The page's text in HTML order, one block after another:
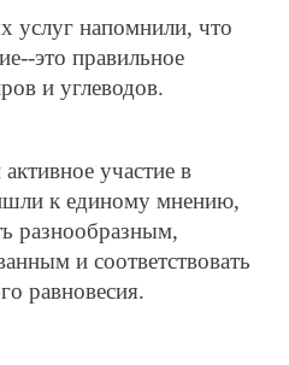
услуг напомнили, что
это правильное
и углеводов.
участие в
к единому мнению,
разнообразным,
и соответствовать
равновесия.